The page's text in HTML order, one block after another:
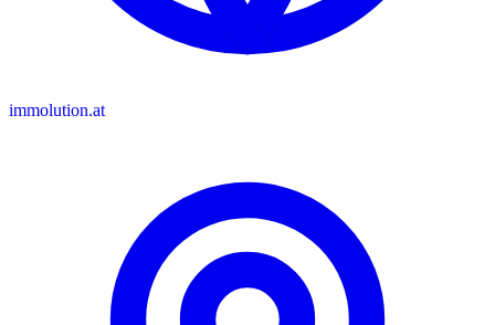
immolution.at